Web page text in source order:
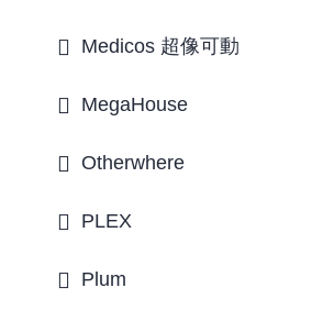
Medicos 超像可動
MegaHouse
Otherwhere
PLEX
Plum